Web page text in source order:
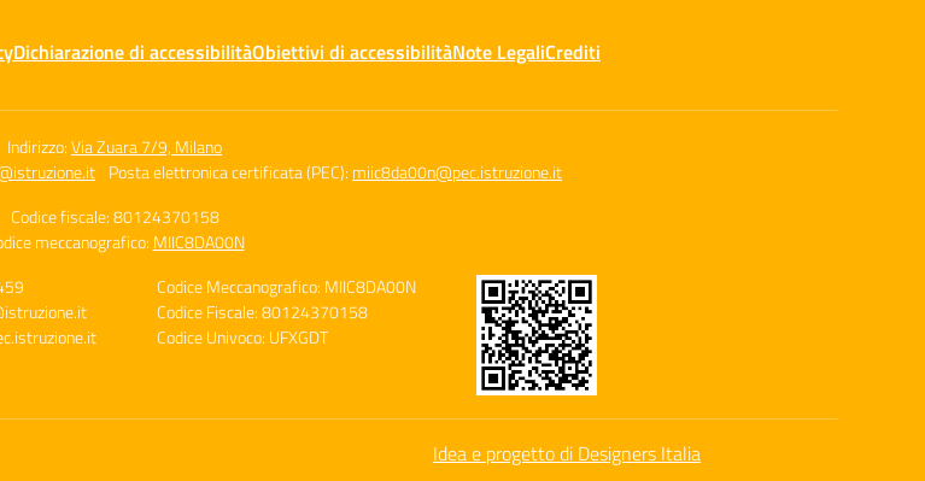
Dichiarazione di accessibilitàObiettivi di accessibilitàNote LegaliCrediti
Indirizzo:Via Zuara 7/9, Milano
Posta elettronica certificata (PEC): miic8da00n@pec.istruzione.it
Codice fiscale: 80124370158
meccanografico: MIIC8DA00N
Codice Meccanografico: MIIC8DA00N
Codice Fiscale: 80124370158
Codice Univoco: UFXGDT
Idea e progetto di Designers Italia